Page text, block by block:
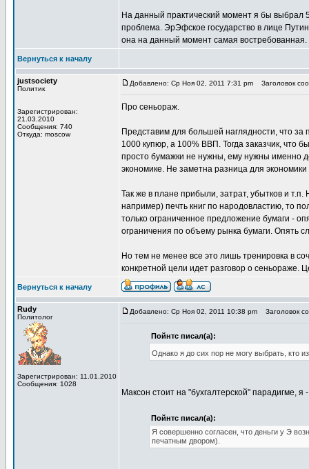
На данный практический момент я бы выбрал
проблема. ЭрЭфское государство в лице
она на данный момент самая востребованная.
Вернуться к началу
justsociety
Политик
Зарегистрирован:
21.03.2010
Сообщения: 740
Откуда: moscow
Добавлено: Ср Ноя 02, 2011 7:31 pm Заголовок
Про сеньораж.
Представим для большей наглядности, что
1000 купюр, а 100% ВВП. Тогда заказчик, что
просто бумажки не нужны, ему нужны именно
экономике. Не заметна разница для
Так же в плане прибыли, затрат, убытков и
например) печть книг по народовластию, то
только ограниченное предложение бумаги -
ограничения по объему рынка бумаги. Опять
Но тем не менее все это лишь тренировка в
конкретной цели идет разговор о
Вернуться к началу
Rudy
Политолог
Зарегистрирован: 11.01.2010
Сообщения: 1028
Добавлено: Ср Ноя 02, 2011 10:38 pm Заголовок
Пойнтс писал(а):
Однако я до сих пор не могу выбрать, кто
Максон стоит на "бухгалтерской" парадигме,
Пойнтс писал(а):
Я совершенно согласен, что деньги у Э
печатным двором).